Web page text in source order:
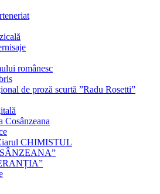
românesc
de proză scurtă ”Radu Rosetti”
Cosânzeana
CHIMISTUL